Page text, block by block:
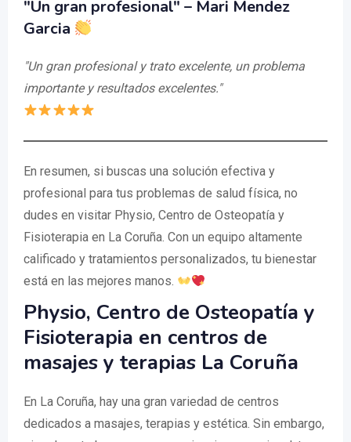
"Un gran profesional" – Mari Mendez
Garcia
"Un gran profesional y trato excelente, un problema
importante y resultados excelentes."
En resumen, si buscas una solución efectiva y
profesional para tus problemas de salud física, no
dudes en visitar Physio, Centro de Osteopatía y
Fisioterapia en La Coruña. Con un equipo altamente
calificado y tratamientos personalizados, tu bienestar
está en las mejores manos.
Physio, Centro de Osteopatía y
Fisioterapia en centros de
masajes y terapias La Coruña
En La Coruña, hay una gran variedad de centros
dedicados a masajes, terapias y estética. Sin embargo,